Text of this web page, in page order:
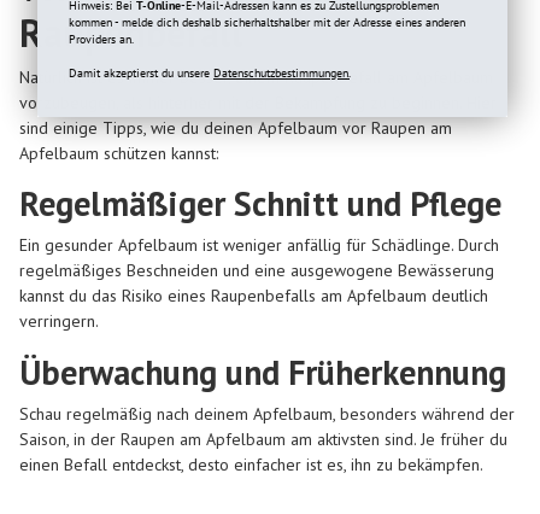
Raupenbefall
Natürlich ist es immer besser, einem Raupenbefall am Apfelbaum
vorzubeugen, als hinterher mit der Bekämpfung zu beginnen. Hier
sind einige Tipps, wie du deinen Apfelbaum vor Raupen am
Apfelbaum schützen kannst:
Regelmäßiger Schnitt und Pflege
Ein gesunder Apfelbaum ist weniger anfällig für Schädlinge. Durch
regelmäßiges Beschneiden und eine ausgewogene Bewässerung
kannst du das Risiko eines Raupenbefalls am Apfelbaum deutlich
verringern.
Überwachung und Früherkennung
Schau regelmäßig nach deinem Apfelbaum, besonders während der
Saison, in der Raupen am Apfelbaum am aktivsten sind. Je früher du
einen Befall entdeckst, desto einfacher ist es, ihn zu bekämpfen.
Hinweis: Bei T-Online-E-Mail-Adressen kann es zu Zustellungsproblemen
kommen - melde dich deshalb sicherhaltshalber mit der Adresse eines anderen
Providers an.
Damit akzeptierst du unsere Datenschutzbestimmungen.